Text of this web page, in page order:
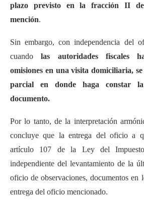
plazo previsto en la fracción II
mención.
Sin embargo, con independencia del
cuando las autoridades fiscales
omisiones en una visita domiciliaria,
parcial en donde haga constar
documento.
Por lo tanto, de la interpretación
concluye que la entrega del oficio a
artículo 107 de la Ley del
independiente del levantamiento de la
oficio de observaciones, documentos en
entrega del oficio mencionado.